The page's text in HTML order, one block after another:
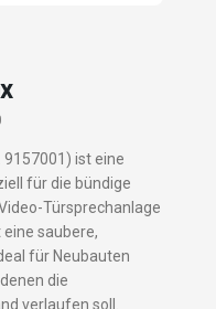
9157001) ist eine
für die bündige
Türsprechanlage
saubere,
für Neubauten
die
verlaufen soll.